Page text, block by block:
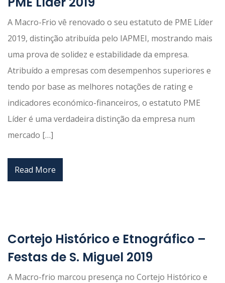
A Macro-Frio vê renovado o seu estatuto de PME Líder
2019, distinção atribuída pelo IAPMEI, mostrando mais
uma prova de solidez e estabilidade da empresa.
Atribuído a empresas com desempenhos superiores e
tendo por base as melhores notações de rating e
indicadores económico-financeiros, o estatuto PME
Líder é uma verdadeira distinção da empresa num
mercado […]
Read More
Cortejo Histórico e Etnográfico –
Festas de S. Miguel 2019
A Macro-frio marcou presença no Cortejo Histórico e